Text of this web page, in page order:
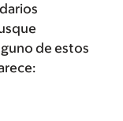
de estos